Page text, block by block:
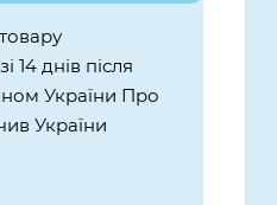
14 днів після
України Про
України